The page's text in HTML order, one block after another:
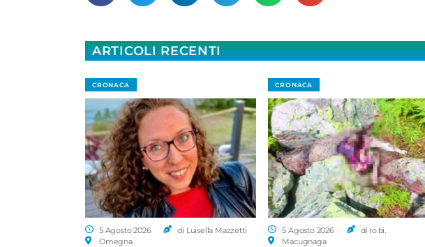
ARTICOLI RECENTI
CRONACA
5 Agosto 2026
di Luisella Mazzetti
Omegna
CRONACA
5 Agosto 2026
di ro.bi.
Macugnaga